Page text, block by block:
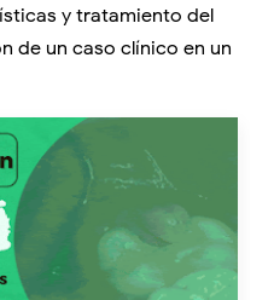
y tratamiento del
de un caso clínico en un